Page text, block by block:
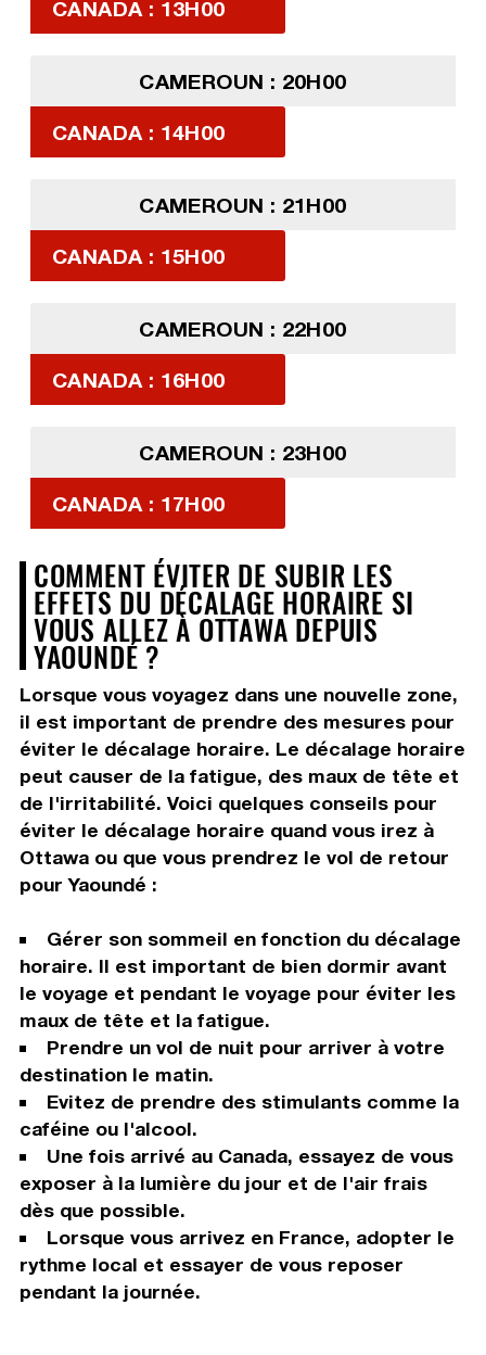
CANADA : 13H00
CAMEROUN : 20H00
CANADA : 14H00
CAMEROUN : 21H00
CANADA : 15H00
CAMEROUN : 22H00
CANADA : 16H00
CAMEROUN : 23H00
CANADA : 17H00
COMMENT ÉVITER DE SUBIR LES
EFFETS DU DÉCALAGE HORAIRE SI
VOUS ALLEZ À OTTAWA DEPUIS
YAOUNDÉ ?
Lorsque vous voyagez dans une nouvelle zone,
il est important de prendre des mesures pour
éviter le décalage horaire. Le décalage horaire
peut causer de la fatigue, des maux de tête et
de l'irritabilité. Voici quelques conseils pour
éviter le décalage horaire quand vous irez à
Ottawa ou que vous prendrez le vol de retour
pour Yaoundé :
Gérer son sommeil en fonction du décalage
horaire. Il est important de bien dormir avant
le voyage et pendant le voyage pour éviter les
maux de tête et la fatigue.
Prendre un vol de nuit pour arriver à votre
destination le matin.
Evitez de prendre des stimulants comme la
caféine ou l'alcool.
Une fois arrivé au Canada, essayez de vous
exposer à la lumière du jour et de l'air frais
dès que possible.
Lorsque vous arrivez en France, adopter le
rythme local et essayer de vous reposer
pendant la journée.